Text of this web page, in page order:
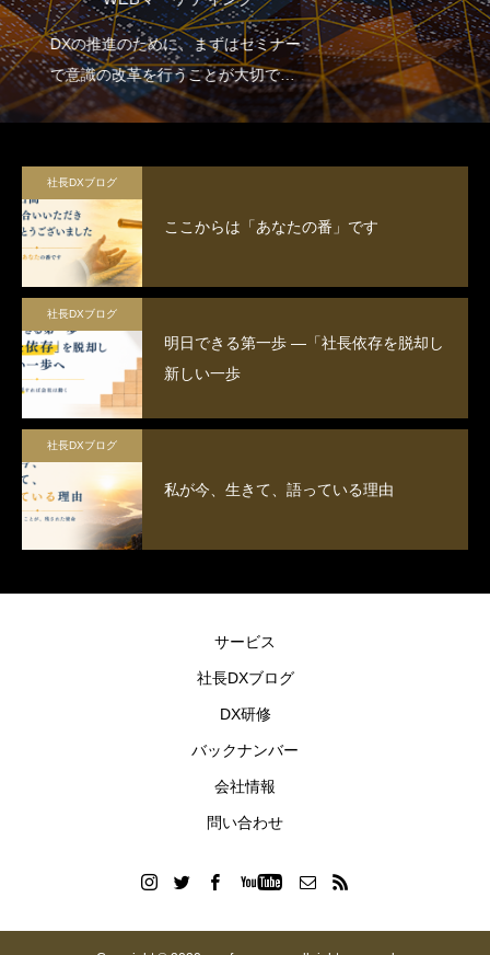
Claude Code（AIコーディングエー
ジェント）を活用し、生成AIによる
業務効率化・自動化のスキルを習得
人材を育成する。
社長DXブログ
ここからは「あなたの番」です
社長DXブログ
明日できる第一歩 ―「社長依存を脱却し
新しい一歩
社長DXブログ
私が今、生きて、語っている理由
サービス
社長DXブログ
DX研修
バックナンバー
会社情報
問い合わせ